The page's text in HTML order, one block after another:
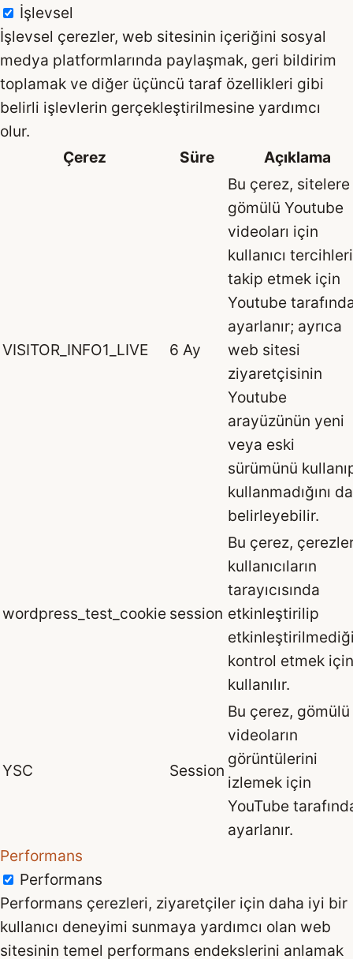
İşlevsel
İşlevsel çerezler, web sitesinin içeriğini sosyal
medya platformlarında paylaşmak, geri bildirim
toplamak ve diğer üçüncü taraf özellikleri gibi
belirli işlevlerin gerçekleştirilmesine yardımcı
olur.
Çerez
Süre Açıklama
VISITOR_INFO1_LIVE 6 Ay
Bu çerez, sitelere
gömülü Youtube
videoları için
kullanıcı
takip etmek için
Youtube
ayarlanır; ayrıca
web sitesi
ziyaretçisinin
Youtube
arayüzünün yeni
veya eski
sürümünü
kullanmadığını da
belirleyebilir.
wordpress_test_cookie session
Bu çerez,
kullanıcıların
tarayıcısında
etkinleştirilip
kontrol etmek için
kullanılır.
YSC Session
Bu çerez, gömülü
videoların
görüntülerini
izlemek için
YouTube
ayarlanır.
Performans
Performans
Performans çerezleri, ziyaretçiler için daha iyi bir
kullanıcı deneyimi sunmaya yardımcı olan web
sitesinin temel performans endekslerini anlamak